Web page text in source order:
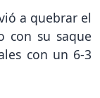
a quebrar el
con su saque
con un 6-3